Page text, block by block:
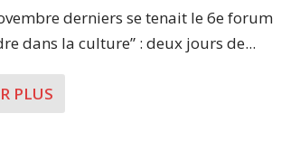
derniers se tenait le 6e forum
dans la culture” : deux jours de...
PLUS